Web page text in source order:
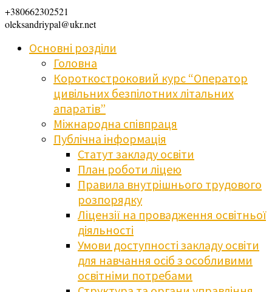
+380662302521
oleksandriypal@ukr.net
Основні розділи
Головна
Короткостроковий курс “Оператор
цивільних безпілотних літальних
апаратів”
Міжнародна співпраця
Публічна інформація
Статут закладу освіти
План роботи ліцею
Правила внутрішнього трудового
розпорядку
Ліцензії на провадження освітньої
діяльності
Умови доступності закладу освіти
для навчання осіб з особливими
освітніми потребами